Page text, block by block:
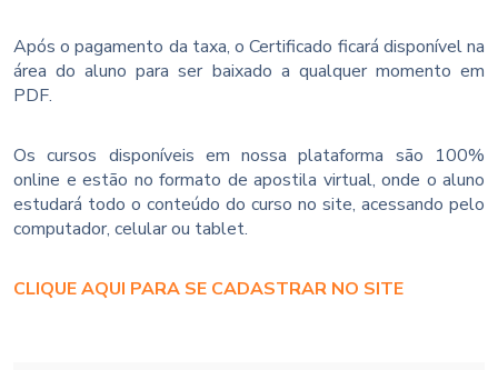
Após o pagamento da taxa, o Certificado ficará disponível na
área do aluno para ser baixado a qualquer momento em
PDF.
Os cursos disponíveis em nossa plataforma são 100%
online e estão no formato de apostila virtual, onde o aluno
estudará todo o conteúdo do curso no site, acessando pelo
computador, celular ou tablet.
CLIQUE AQUI PARA SE CADASTRAR NO SITE